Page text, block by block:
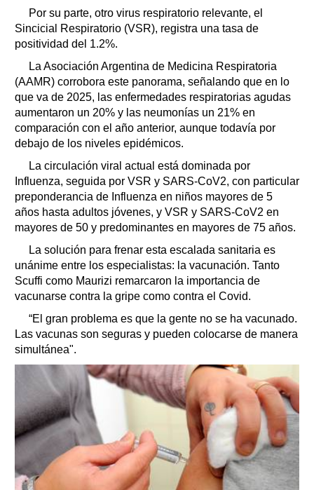
Por su parte, otro virus respiratorio relevante, el
Sincicial Respiratorio (VSR), registra una tasa de
positividad del 1.2%.
La Asociación Argentina de Medicina Respiratoria
(AAMR) corrobora este panorama, señalando que en lo
que va de 2025, las enfermedades respiratorias agudas
aumentaron un 20% y las neumonías un 21% en
comparación con el año anterior, aunque todavía por
debajo de los niveles epidémicos.
La circulación viral actual está dominada por
Influenza, seguida por VSR y SARS-CoV2, con particular
preponderancia de Influenza en niños mayores de 5
años hasta adultos jóvenes, y VSR y SARS-CoV2 en
mayores de 50 y predominantes en mayores de 75 años.
La solución para frenar esta escalada sanitaria es
unánime entre los especialistas: la vacunación. Tanto
Scuffi como Maurizi remarcaron la importancia de
vacunarse contra la gripe como contra el Covid.
“El gran problema es que la gente no se ha vacunado.
Las vacunas son seguras y pueden colocarse de manera
simultánea".